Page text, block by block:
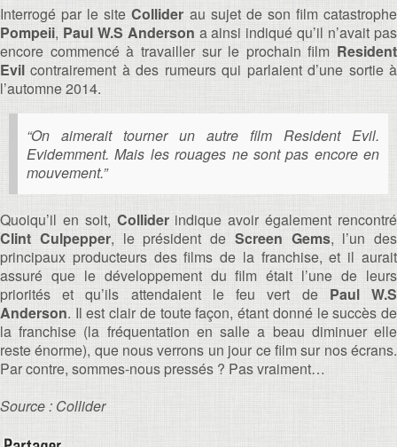
Interrogé par le siteCollider au sujet de son film catastrophe
Pompeii, Paul W.S Anderson a ainsi indiqué qu’il n’avait pas
encore commencé à travailler sur le prochain film Resident
Evil contrairement à des rumeurs qui parlaient d’une sortie à
l’automne 2014.
“On aimerait tourner un autre film Resident Evil.
Evidemment. Mais les rouages ne sont pas encore en
mouvement.”
Quoiqu’il en soit, Colliderindique avoir également rencontré
Clint Culpepper, le président de Screen Gems, l’un des
principaux producteurs des films de la franchise, et il aurait
assuré que le développement du film était l’une de leurs
priorités et qu’ils attendaient le feu vert de Paul W.S
Anderson. Il est clair de toute façon, étant donné le succès de
la franchise (la fréquentation en salle a beau diminuer elle
reste énorme), que nous verrons un jour ce film sur nos écrans.
Par contre, sommes-nous pressés ? Pas vraiment…
Source : Collider